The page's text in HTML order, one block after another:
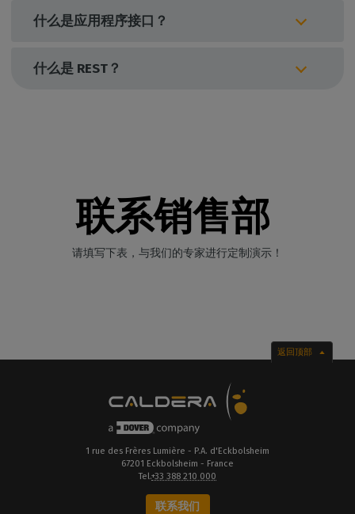
什么是应用程序接口？
什么是 REST？
联系销售部
请填写下表，与我们的专家进行定制演示！
返回顶部
1 rue des Frères Lumière - P.A. d'Eckbolsheim
67201 Eckbolsheim - France
Tel.+33 388 210 000
联系我们